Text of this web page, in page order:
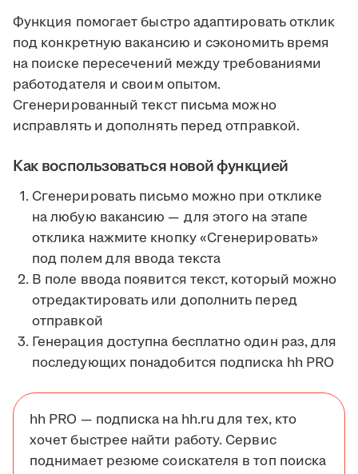
Функция помогает быстро адаптировать отклик
под конкретную вакансию и сэкономить время
на поиске пересечений между требованиями
работодателя и своим опытом.
Сгенерированный текст письма можно
исправлять и дополнять перед отправкой.
Как воспользоваться новой функцией
Сгенерировать письмо можно при отклике
на любую вакансию — для этого на этапе
отклика нажмите кнопку «Сгенерировать»
под полем для ввода текста
В поле ввода появится текст, который можно
отредактировать или дополнить перед
отправкой
Генерация доступна бесплатно один раз, для
последующих понадобится подписка hh PRO
hh PRO — подписка на hh.ru для тех, кто
хочет быстрее найти работу. Сервис
поднимает резюме соискателя в топ поиска